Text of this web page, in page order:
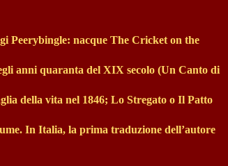
Peerybingle: nacque The Cricket on the
anni quaranta del XIX secolo (Un Canto di
della vita nel 1846; Lo Stregato o Il Patto
In Italia, la prima traduzione dell’autore